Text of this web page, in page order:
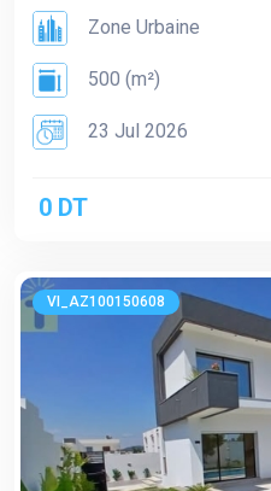
Zone Urbaine
500 (m²)
23 Jul 2026
0 DT
VI_AZ100150608